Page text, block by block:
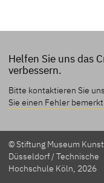
Helfen Sie uns das
verbessern.
Bitte kontaktieren Sie
Sie einen Fehler
© Stiftung Museum
Düsseldorf / Technische
Hochschule Köln, 2026